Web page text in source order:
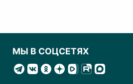
МЫ В СОЦСЕТЯХ